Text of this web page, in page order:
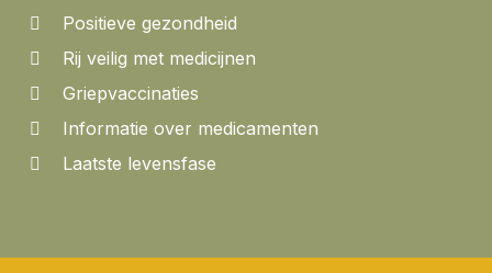
Positieve gezondheid
Rij veilig met medicijnen
Griepvaccinaties
Informatie over medicamenten
Laatste levensfase